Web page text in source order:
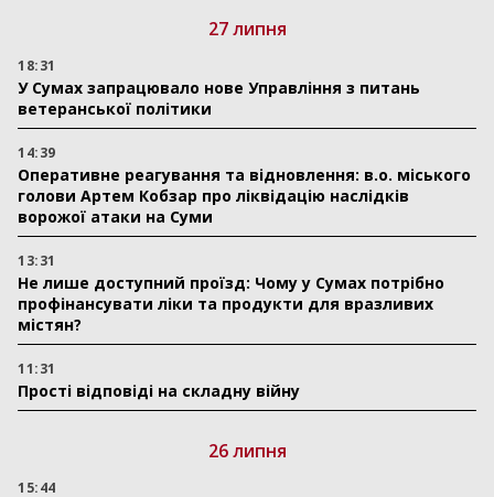
27 липня
18:31
У Сумах запрацювало нове Управління з питань
ветеранської політики
14:39
Оперативне реагування та відновлення: в.о. міського
голови Артем Кобзар про ліквідацію наслідків
ворожої атаки на Суми
13:31
Не лише доступний проїзд: Чому у Сумах потрібно
профінансувати ліки та продукти для вразливих
містян?
11:31
Прості відповіді на складну війну
26 липня
15:44